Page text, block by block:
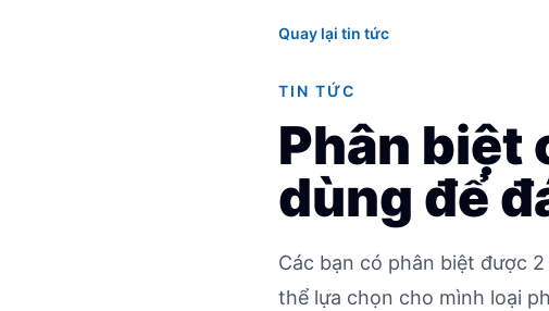
Quay lại tin tức
TIN TỨC
Phân biệt
dùng để
Các bạn có phân biệt được
thể lựa chọn cho mình loại